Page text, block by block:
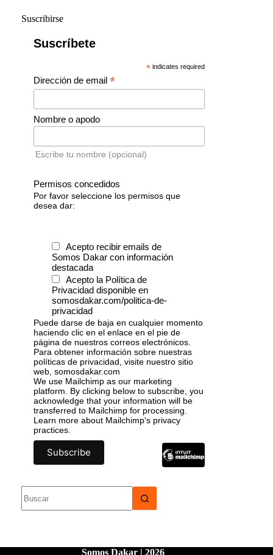
Suscribirse
Suscríbete
* indicates required
Dirección de email *
Nombre o apodo
Escribe tu nombre (opcional)
Permisos concedidos
Por favor seleccione los permisos que
desea dar:
Acepto recibir emails de
Somos Dakar con información
destacada
Acepto la Política de
Privacidad disponible en
somosdakar.com/politica-de-
privacidad
Puede darse de baja en cualquier momento
haciendo clic en el enlace en el pie de
página de nuestros correos electrónicos.
Para obtener información sobre nuestras
políticas de privacidad, visite nuestro sitio
web, somosdakar.com
We use Mailchimp as our marketing
platform. By clicking below to subscribe, you
acknowledge that your information will be
transferred to Mailchimp for processing.
Learn more about Mailchimp's privacy
practices.
Somos Dakar | 2026